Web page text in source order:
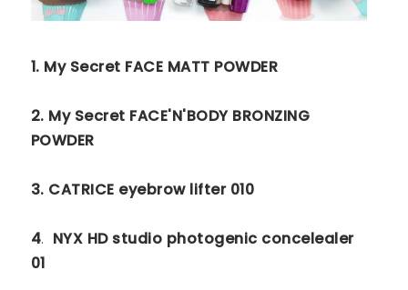
1. My Secret FACE MATT POWDER
2. My Secret FACE'N'BODY BRONZING
POWDER
3. CATRICE eyebrow lifter 010
4. NYX HD studio photogenic concelealer
01